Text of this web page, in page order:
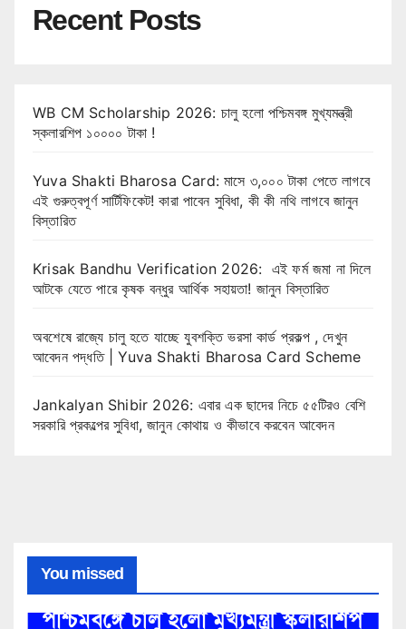
Recent Posts
WB CM Scholarship 2026: চালু হলো পশ্চিমবঙ্গ মুখ্যমন্ত্রী
স্কলারশিপ ১০০০০ টাকা !
Yuva Shakti Bharosa Card: মাসে ৩,০০০ টাকা পেতে লাগবে
এই গুরুত্বপূর্ণ সার্টিফিকেট! কারা পাবেন সুবিধা, কী কী নথি লাগবে জানুন
বিস্তারিত
Krisak Bandhu Verification 2026: এই ফর্ম জমা না দিলে
আটকে যেতে পারে কৃষক বন্ধুর আর্থিক সহায়তা! জানুন বিস্তারিত
অবশেষে রাজ্যে চালু হতে যাচ্ছে যুবশক্তি ভরসা কার্ড প্রকল্প , দেখুন
আবেদন পদ্ধতি | Yuva Shakti Bharosa Card Scheme
Jankalyan Shibir 2026: এবার এক ছাদের নিচে ৫৫টিরও বেশি
সরকারি প্রকল্পের সুবিধা, জানুন কোথায় ও কীভাবে করবেন আবেদন
You missed